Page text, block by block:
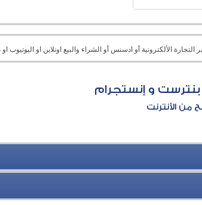
الألكترونية أو ادسنس أو الشراء والبيع اونلاين او اليوتيوب او
و إنستجرام
من الأنترنت